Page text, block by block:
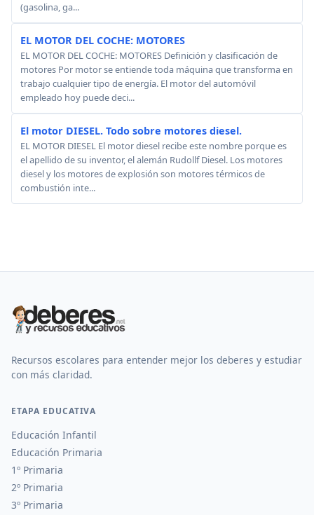
(gasolina, ga...
EL MOTOR DEL COCHE: MOTORES
EL MOTOR DEL COCHE: MOTORES Definición y clasificación de
motores Por motor se entiende toda máquina que transforma en
trabajo cualquier tipo de energía. El motor del automóvil
empleado hoy puede deci...
El motor DIESEL. Todo sobre motores diesel.
EL MOTOR DIESEL El motor diesel recibe este nombre porque es
el apellido de su inventor, el alemán Rudollf Diesel. Los motores
diesel y los motores de explosión son motores térmicos de
combustión inte...
Recursos escolares para entender mejor los deberes y estudiar
con más claridad.
ETAPA EDUCATIVA
Educación Infantil
Educación Primaria
1º Primaria
2º Primaria
3º Primaria